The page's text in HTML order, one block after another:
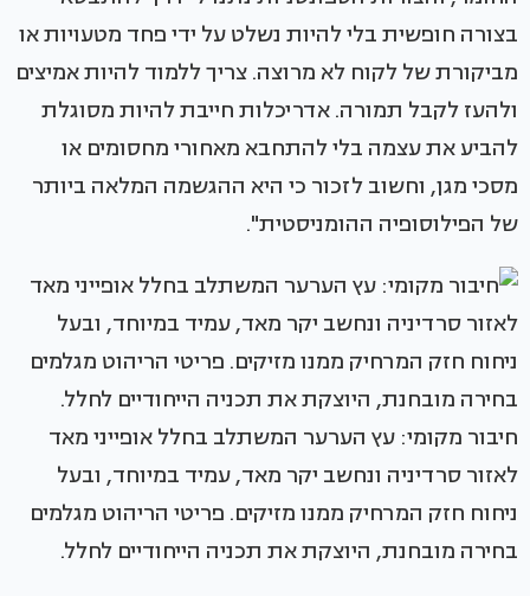
בצורה חופשית בלי להיות נשלט על ידי פחד מטעויות או
מביקורת של לקוח לא מרוצה. צריך ללמוד להיות אמיצים
ולהעז לקבל תמורה. אדריכלות חייבת להיות מסוגלת
להביע את עצמה בלי להתחבא מאחורי מחסומים או
מסכי מגן, וחשוב לזכור כי היא ההגשמה המלאה ביותר
של הפילוסופיה ההומניסטית".
חיבור מקומי: עץ הערער המשתלב בחלל אופייני מאד
לאזור סרדיניה ונחשב יקר מאד, עמיד במיוחד, ובעל
ניחוח חזק המרחיק ממנו מזיקים. פריטי הריהוט מגלמים
בחירה מובחנת, היוצקת את תכניה הייחודיים לחלל.